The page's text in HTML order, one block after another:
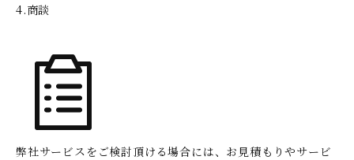
4.商談
弊社サービスをご検討頂ける場合には、お見積もりやサービ